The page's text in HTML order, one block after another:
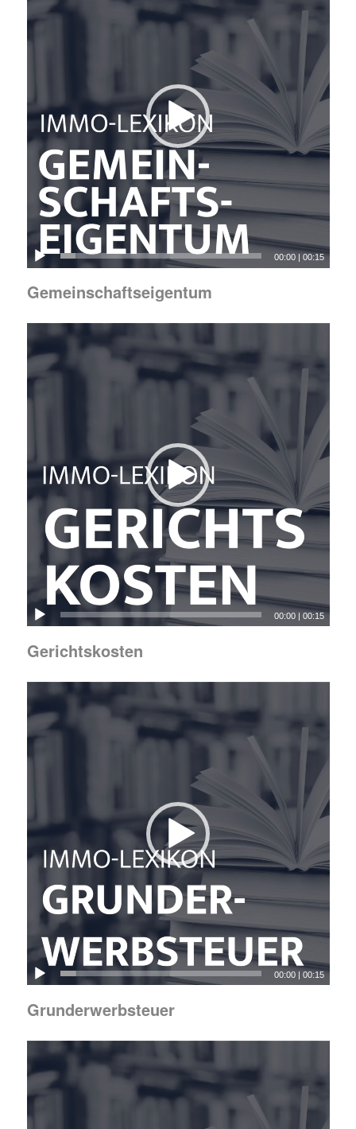
00:00 |00:15
Gemeinschaftseigentum
00:00 |00:15
Gerichtskosten
00:00 |00:15
Grunderwerbsteuer